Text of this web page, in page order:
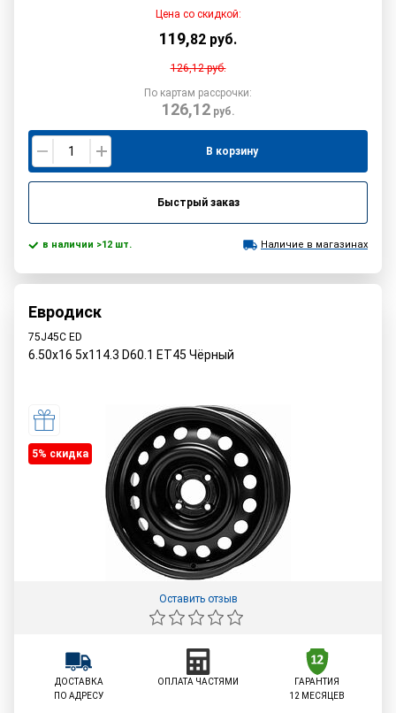
Цена со скидкой:
119,82 руб.
126,12руб.
По картам рассрочки:
126,12руб.
В корзину
Быстрый заказ
в наличии >12 шт. Наличие в магазинах
Евродиск
75J45C ED
6.50x16 5x114.3 D60.1 ET45 Чёрный
5% cкидка
Оставить отзыв
ДОСТАВКА
ПО АДРЕСУ
ОПЛАТА ЧАСТЯМИ
ГАРАНТИЯ
12 МЕСЯЦЕВ